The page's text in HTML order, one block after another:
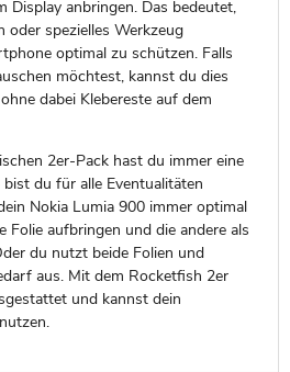
Display anbringen. Das bedeutet,
oder spezielles Werkzeug
optimal zu schützen. Falls
möchtest, kannst du dies
dabei Klebereste auf dem
2er-Pack hast du immer eine
du für alle Eventualitäten
Nokia Lumia 900 immer optimal
Folie aufbringen und die andere als
du nutzt beide Folien und
aus. Mit dem Rocketfish 2er
und kannst dein